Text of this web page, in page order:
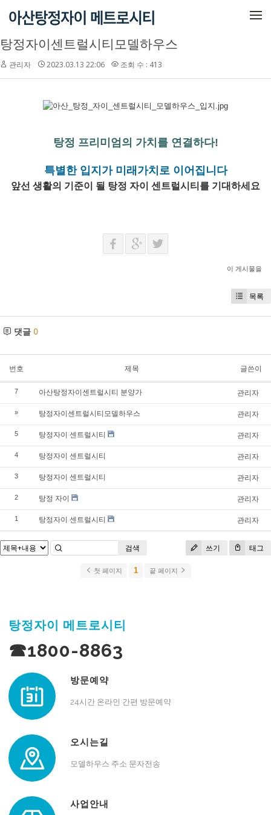
메뉴 건너뛰기
탕정자이센트럴시티모델하우스
관리자 2023.03.13 22:06 조회 수 : 413
탕정 프리미엄의 가치를 연결하다!
특별한 입지가 미래가치로 이어집니다
앞선 생활의 기준이 될 탕정 자이 센트럴시티 를 기대하세요
이 게시물을
목록
댓글 0
번호 제목 글쓴이
7 아산탕정자이센트럴시티 분양가 관리자
» 탕정자이센트럴시티모델하우스 관리자
5 탕정자이 센트럴시티 관리자
4 탕정자이 센트럴시티 관리자
3 탕정자이 센트럴시티 관리자
2 탕정 자이 관리자
1 탕정자이 센트럴시티 관리자
쓰기 태그
검색
첫 페이지 1 끝 페이지
탕정자이 메트로시티
☎1800-8863
방문예약
24시간 온라인 간편 방문예약
오시는길
모델하우스 주소 문자전송
사업안내